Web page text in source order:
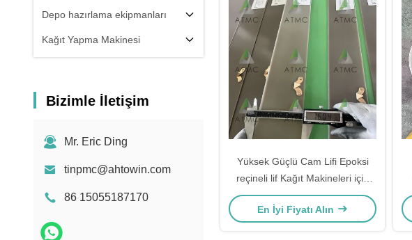
Depo hazırlama ekipmanları
Kağıt Yapma Makinesi
Bizimle İletişim
Mr. Eric Ding
tinpmc@ahtowin.com
86 15055187170
Yüksek Güçlü Cam Lifi Epoksi
reçineli lif Kağıt Makineleri için
Doktor Blades
En İyi Fiyatı Alın